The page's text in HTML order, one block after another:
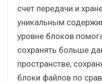
счет передачи и
уникальным
уровне блоков
сохранять больше
пространстве,
блоки файлов по